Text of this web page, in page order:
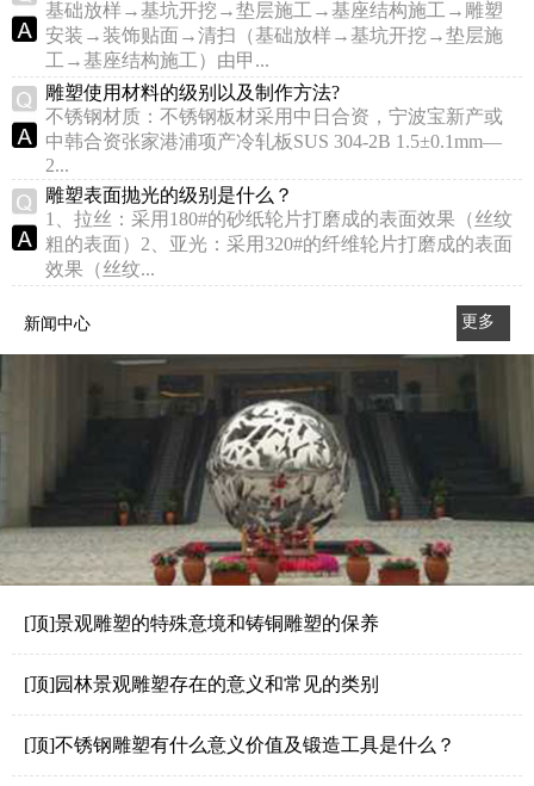
基础放样→基坑开挖→垫层施工→基座结构施工→雕塑
安装→装饰贴面→清扫（基础放样→基坑开挖→垫层施
工→基座结构施工）由甲...
雕塑使用材料的级别以及制作方法?
不锈钢材质：不锈钢板材采用中日合资，宁波宝新产或
中韩合资张家港浦项产冷轧板SUS 304-2B 1.5±0.1mm—
2...
雕塑表面抛光的级别是什么？
1、拉丝：采用180#的砂纸轮片打磨成的表面效果（丝纹
粗的表面）2、亚光：采用320#的纤维轮片打磨成的表面
效果（丝纹...
新闻中心
更多
>>
[顶]景观雕塑的特殊意境和铸铜雕塑的保养
[顶]园林景观雕塑存在的意义和常见的类别
[顶]不锈钢雕塑有什么意义价值及锻造工具是什么？